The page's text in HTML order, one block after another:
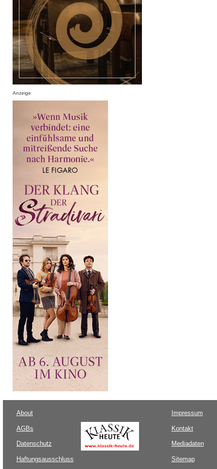
Anzeige
About
AGBs
Datenschutz
Haftungsausschluss
Impressum
Kontakt
Mediadaten
Sitemap